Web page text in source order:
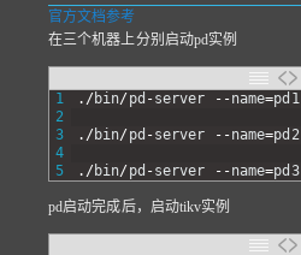
官方文档参考
在三个机器上分别启动pd实例
1
2
3
4
5
. / bin/ pd -server --name=pd1
. / bin/ pd -server --name=pd2
. / bin/ pd -server --name=pd3
pd启动完成后，启动tikv实例